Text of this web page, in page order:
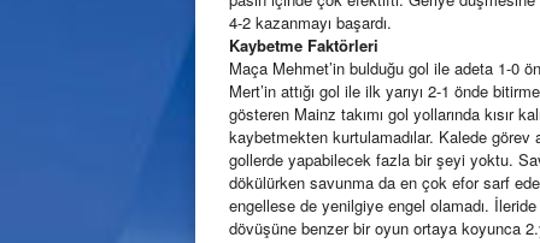
4-2 kazanmayı başardı.
Kaybetme Faktörleri
Maça Mehmet’in bulduğu gol ile adeta 1-0
Mert’in attığı gol ile ilk yarıyı 2-1 önde
gösteren Mainz takımı gol yollarında kısır
kaybetmekten kurtulamadılar. Kalede
gollerde yapabilecek fazla bir şeyi yoktu.
dökülürken savunma da en çok efor sarf
engellese de yenilgiye engel olamadı.
dövüşüne benzer bir oyun ortaya koyunca